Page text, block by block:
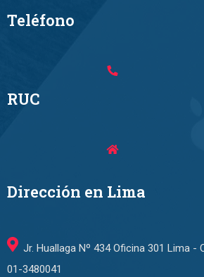
Teléfono
RUC
Dirección en Lima
Jr. Huallaga Nº 434 Oficina 301 Lima -
01-3480041